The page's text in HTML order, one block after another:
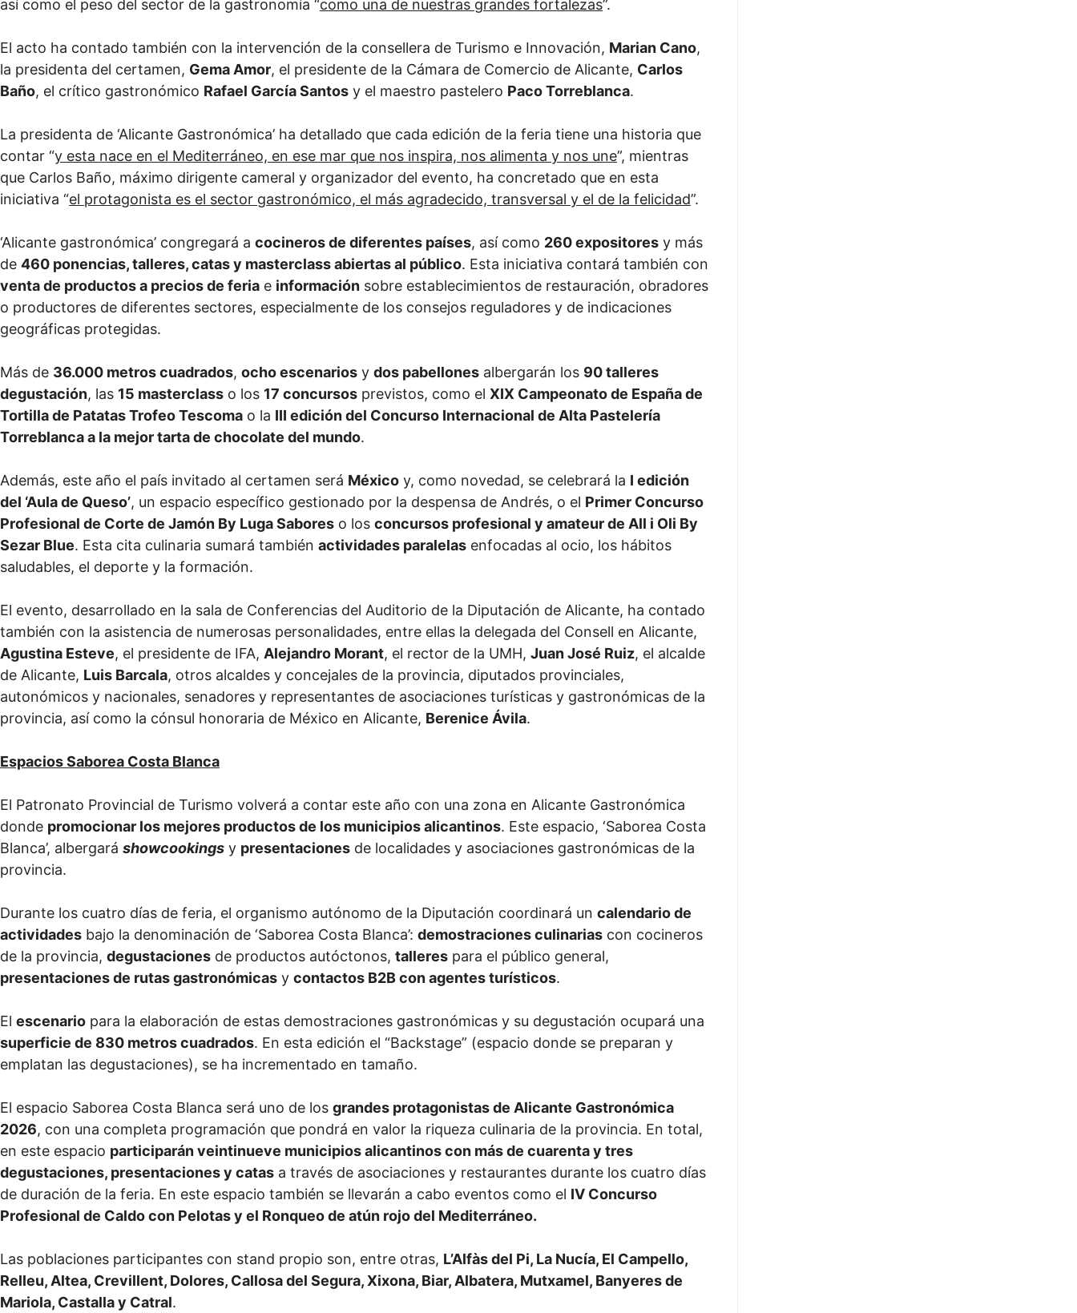
así como el peso del sector de la gastronomía “como una de nuestras grandes fortalezas”.
El acto ha contado también con la intervención de la consellera de Turismo e Innovación, Marian Cano,
la presidenta del certamen, Gema Amor, el presidente de la Cámara de Comercio de Alicante, Carlos
Baño, el crítico gastronómico Rafael García Santos y el maestro pastelero Paco Torreblanca.
La presidenta de ‘Alicante Gastronómica’ ha detallado que cada edición de la feria tiene una historia que
contar “y esta nace en el Mediterráneo, en ese mar que nos inspira, nos alimenta y nos une”, mientras
que Carlos Baño, máximo dirigente cameral y organizador del evento, ha concretado que en esta
iniciativa “el protagonista es el sector gastronómico, el más agradecido, transversal y el de la felicidad”.
‘Alicante gastronómica’ congregará a cocineros de diferentes países, así como 260 expositores y más
de 460 ponencias, talleres, catas y masterclass abiertas al público. Esta iniciativa contará también con
venta de productos a precios de feria e información sobre establecimientos de restauración, obradores
o productores de diferentes sectores, especialmente de los consejos reguladores y de indicaciones
geográficas protegidas.
Más de 36.000 metros cuadrados, ocho escenarios y dos pabellones albergarán los 90 talleres
degustación, las 15 masterclass o los 17 concursos previstos, como el XIX Campeonato de España de
Tortilla de Patatas Trofeo Tescoma o la III edición del Concurso Internacional de Alta Pastelería
Torreblanca a la mejor tarta de chocolate del mundo.
Además, este año el país invitado al certamen será México y, como novedad, se celebrará la I edición
del ‘Aula de Queso’, un espacio específico gestionado por la despensa de Andrés, o el Primer Concurso
Profesional de Corte de Jamón By Luga Sabores o los concursos profesional y amateur de All i Oli By
Sezar Blue. Esta cita culinaria sumará también actividades paralelas enfocadas al ocio, los hábitos
saludables, el deporte y la formación.
El evento, desarrollado en la sala de Conferencias del Auditorio de la Diputación de Alicante, ha contado
también con la asistencia de numerosas personalidades, entre ellas la delegada del Consell en Alicante,
Agustina Esteve, el presidente de IFA, Alejandro Morant, el rector de la UMH, Juan José Ruiz, el alcalde
de Alicante, Luis Barcala, otros alcaldes y concejales de la provincia, diputados provinciales,
autonómicos y nacionales, senadores y representantes de asociaciones turísticas y gastronómicas de la
provincia, así como la cónsul honoraria de México en Alicante, Berenice Ávila.
Espacios Saborea Costa Blanca
El Patronato Provincial de Turismo volverá a contar este año con una zona en Alicante Gastronómica
donde promocionar los mejores productos de los municipios alicantinos. Este espacio, ‘Saborea Costa
Blanca’, albergará showcookings y presentaciones de localidades y asociaciones gastronómicas de la
provincia.
Durante los cuatro días de feria, el organismo autónomo de la Diputación coordinará un calendario de
actividades bajo la denominación de ‘Saborea Costa Blanca’: demostraciones culinarias con cocineros
de la provincia, degustaciones de productos autóctonos, talleres para el público general,
presentaciones de rutas gastronómicas y contactos B2B con agentes turísticos.
El escenario para la elaboración de estas demostraciones gastronómicas y su degustación ocupará una
superficie de 830 metros cuadrados. En esta edición el “Backstage” (espacio donde se preparan y
emplatan las degustaciones), se ha incrementado en tamaño.
El espacio Saborea Costa Blanca será uno de los grandes protagonistas de Alicante Gastronómica
2026, con una completa programación que pondrá en valor la riqueza culinaria de la provincia. En total,
en este espacio participarán veintinueve municipios alicantinos con más de cuarenta y tres
degustaciones, presentaciones y catas a través de asociaciones y restaurantes durante los cuatro días
de duración de la feria. En este espacio también se llevarán a cabo eventos como el IV Concurso
Profesional de Caldo con Pelotas y el Ronqueo de atún rojo del Mediterráneo.
Las poblaciones participantes con stand propio son, entre otras, L’Alfàs del Pi, La Nucía, El Campello,
Relleu, Altea, Crevillent, Dolores, Callosa del Segura, Xixona, Biar, Albatera, Mutxamel, Banyeres de
Mariola, Castalla y Catral.